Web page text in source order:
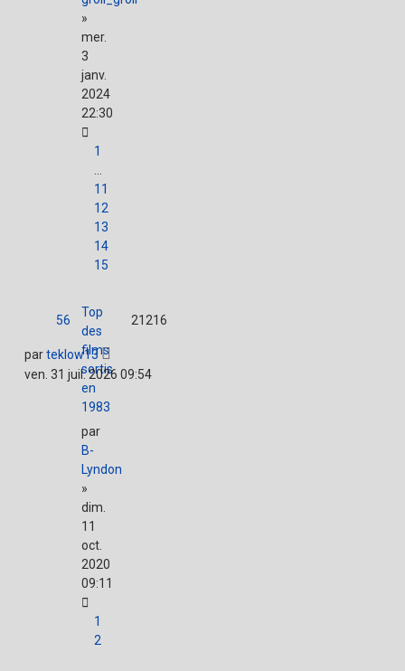
»
mer.
3
janv.
2024
22:30
1
11
12
13
14
15
Top
des
films
sortis
en
1983
par
B-
Lyndon
»
dim.
11
oct.
2020
09:11
1
2
56 21216
parteklow13
ven. 31 juil. 2026 09:54